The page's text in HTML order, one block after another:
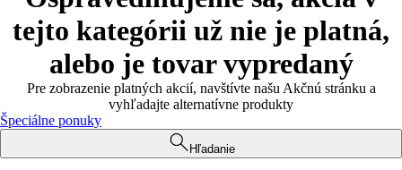
tejto kategórii už nie je platná,
alebo je tovar vypredaný
Pre zobrazenie platných akcií, navštívte našu Akčnú stránku a
vyhľadajte alternatívne produkty
Špeciálne ponuky
Hľadanie